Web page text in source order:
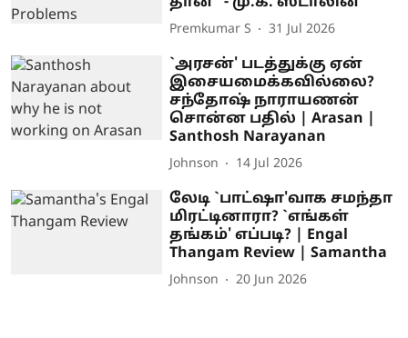
Premkumar S 31 Jul 2026
`அரசன்' படத்துக்கு ஏன்
இசையமைக்கவில்லை?
சந்தோஷ் நாராயணன்
சொன்ன பதில் | Arasan |
Santhosh Narayanan
Johnson 14 Jul 2026
லேடி `பாட்ஷா'வாக சமந்தா
மிரட்டினாரா? `எங்கள்
தங்கம்' எப்படி? | Engal
Thangam Review | Samantha
Johnson 20 Jun 2026